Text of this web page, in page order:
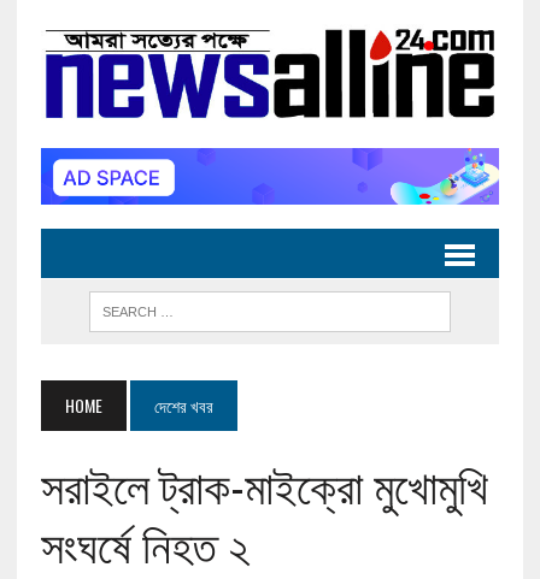
HOME দেশের খবর
সরাইলে ট্রাক-মাইক্রো মুখোমুখি
সংঘর্ষে নিহত ২